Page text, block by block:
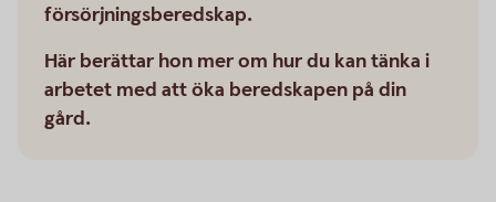
försörjningsberedskap.
Här berättar hon mer om hur du kan tänka i
arbetet med att öka beredskapen på din
gård.